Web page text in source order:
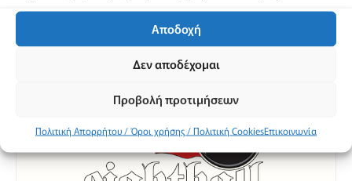
Αποδοχή
Δεν αποδέχομαι
Προβολή προτιμήσεων
Πολιτική Απορρήτου / Όροι χρήσης / Πολιτική CookiesΕπικοινωνία